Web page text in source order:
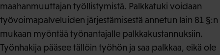
maahanmuuttajan työllistymistä. Palkkatuki voidaan
työvoimapalveluiden järjestämisestä annetun lain 81 §:n
mukaan myöntää työnantajalle palkkakustannuksiin.
Työnhakija pääsee tällöin työhön ja saa palkkaa, eikä ole